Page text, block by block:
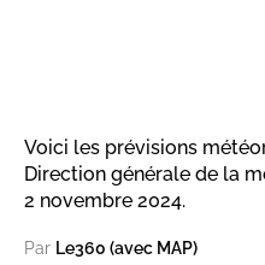
Voici les prévisions
Direction générale de la
2 novembre 2024.
Par Le360 (avec MAP)